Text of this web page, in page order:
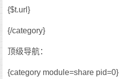
{$t.url}
{/category}
顶级导航：
{category module=share pid=0}